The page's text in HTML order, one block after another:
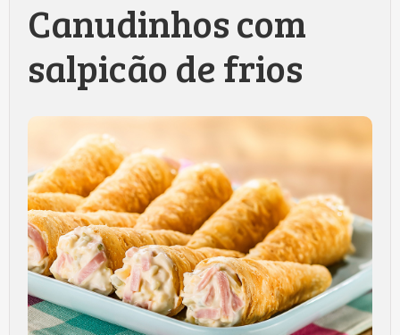
Canudinhos com
salpicão de frios